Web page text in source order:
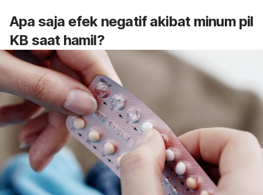
Apa saja efek negatif akibat minum pil
KB saat hamil?